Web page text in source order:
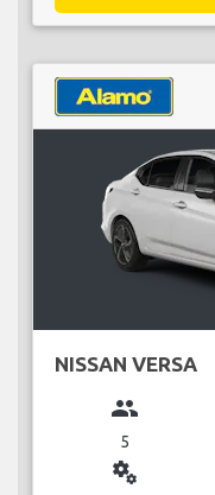
NISSAN VERSA
group
5
miscellaneous_services